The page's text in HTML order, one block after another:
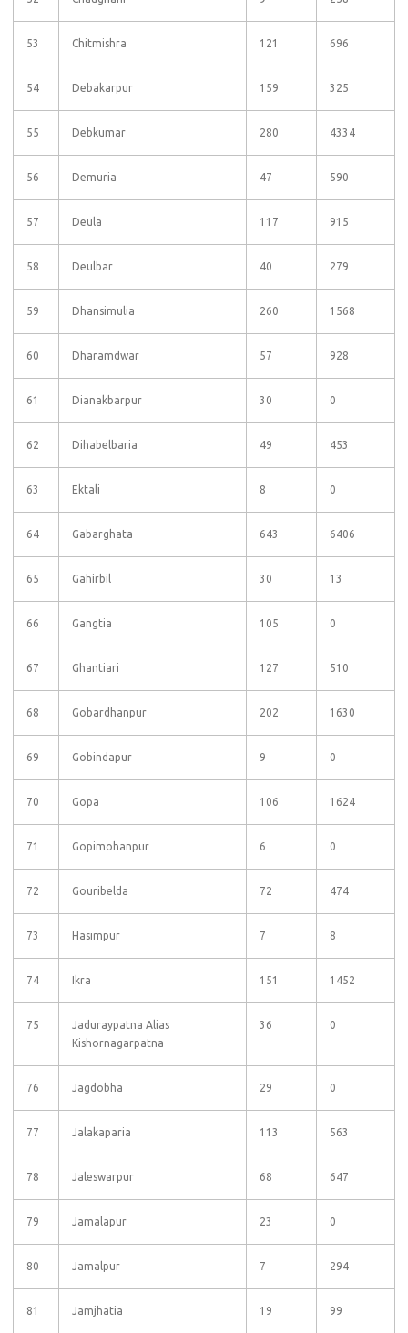
53 Chitmishra 121 696
54 Debakarpur 159 325
55 Debkumar 280 4334
56 Demuria 47 590
57 Deula 117 915
58 Deulbar 40 279
59 Dhansimulia 260 1568
60 Dharamdwar 57 928
61 Dianakbarpur 30 0
62 Dihabelbaria 49 453
63 Ektali 8 0
64 Gabarghata 643 6406
65 Gahirbil 30 13
66 Gangtia 105 0
67 Ghantiari 127 510
68 Gobardhanpur 202 1630
69 Gobindapur 9 0
70 Gopa 106 1624
71 Gopimohanpur 6 0
72 Gouribelda 72 474
73 Hasimpur 7 8
74 Ikra 151 1452
75
Jaduraypatna Alias
Kishornagarpatna
36 0
76 Jagdobha 29 0
77 Jalakaparia 113 563
78 Jaleswarpur 68 647
79 Jamalapur 23 0
80 Jamalpur 7 294
81 Jamjhatia 19 99